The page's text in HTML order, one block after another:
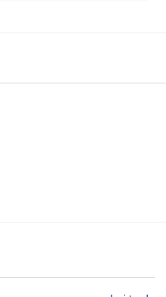
框架上。其设计结合了先进的
可访问性。生态系统通过与各